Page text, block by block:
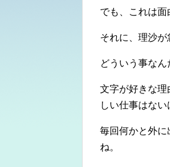
でも、これは面
それに、理沙が
どういう事な
文字が好きな
しい仕事はない
毎回何かと外に
ね。